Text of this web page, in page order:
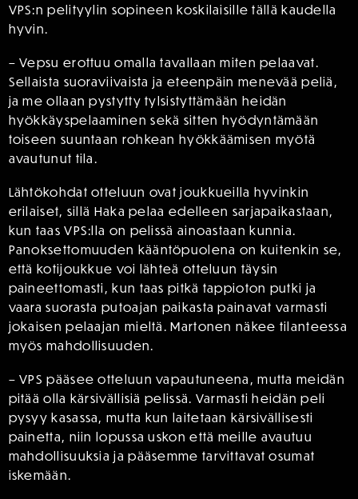
VPS:n pelityylin sopineen koskilaisille tällä kaudella
hyvin.
– Vepsu erottuu omalla tavallaan miten pelaavat.
Sellaista suoraviivaista ja eteenpäin menevää peliä,
ja me ollaan pystytty tylsistyttämään heidän
hyökkäyspelaaminen sekä sitten hyödyntämään
toiseen suuntaan rohkean hyökkäämisen myötä
avautunut tila.
Lähtökohdat otteluun ovat joukkueilla hyvinkin
erilaiset, sillä Haka pelaa edelleen sarjapaikastaan,
kun taas VPS:lla on pelissä ainoastaan kunnia.
Panoksettomuuden kääntöpuolena on kuitenkin se,
että kotijoukkue voi lähteä otteluun täysin
paineettomasti, kun taas pitkä tappioton putki ja
vaara suorasta putoajan paikasta painavat varmasti
jokaisen pelaajan mieltä. Martonen näkee tilanteessa
myös mahdollisuuden.
– VPS pääsee otteluun vapautuneena, mutta meidän
pitää olla kärsivällisiä pelissä. Varmasti heidän peli
pysyy kasassa, mutta kun laitetaan kärsivällisesti
painetta, niin lopussa uskon että meille avautuu
mahdollisuuksia ja pääsemme tarvittavat osumat
iskemään.